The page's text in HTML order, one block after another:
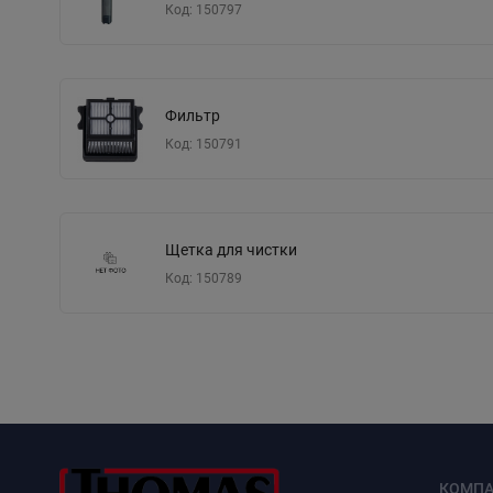
Код: 150797
Фильтр
Код: 150791
Щетка для чистки
Код: 150789